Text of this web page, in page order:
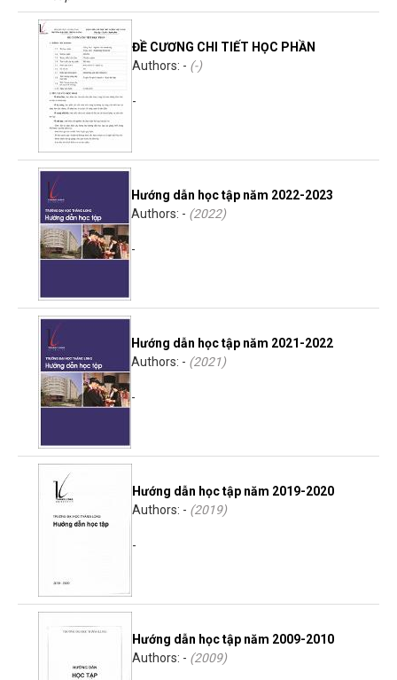
ĐỀ CƯƠNG CHI TIẾT HỌC PHẦN
Authors: - (-)
-
Hướng dẫn học tập năm 2022-2023
Authors: - (2022)
-
Hướng dẫn học tập năm 2021-2022
Authors: - (2021)
-
Hướng dẫn học tập năm 2019-2020
Authors: - (2019)
-
Hướng dẫn học tập năm 2009-2010
Authors: - (2009)